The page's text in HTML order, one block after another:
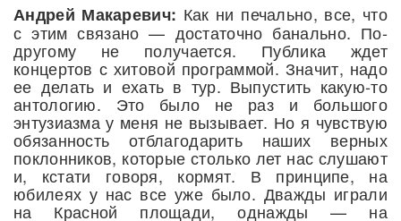
Андрей Макаревич: Как ни печально, все, что
с этим связано — достаточно банально. По-
другому не получается. Публика ждет
концертов с хитовой программой. Значит, надо
ее делать и ехать в тур. Выпустить какую-то
антологию. Это было не раз и большого
энтузиазма у меня не вызывает. Но я чувствую
обязанность отблагодарить наших верных
поклонников, которые столько лет нас слушают
и, кстати говоря, кормят. В принципе, на
юбилеях у нас все уже было. Дважды играли
на Красной площади, однажды — на